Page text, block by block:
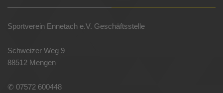
Sportverein Ennetach e.V. Geschäftsstelle
Schweizer Weg 9
88512 Mengen
✆ 07572 600448